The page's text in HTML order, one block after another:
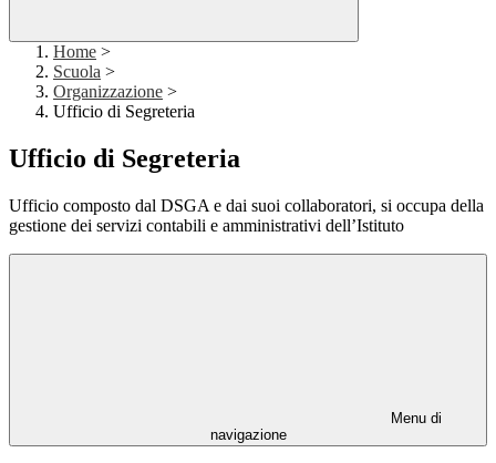
Home >
Scuola >
Organizzazione >
Ufficio di Segreteria
Ufficio di Segreteria
Ufficio composto dal DSGA e dai suoi collaboratori, si occupa della
gestione dei servizi contabili e amministrativi dell’Istituto
Menu di
navigazione